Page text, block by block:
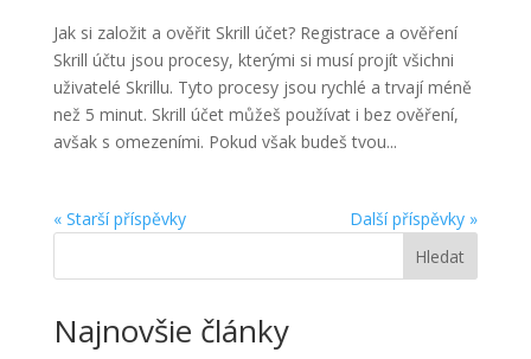
Jak si založit a ověřit Skrill účet? Registrace a ověření
Skrill účtu jsou procesy, kterými si musí projít všichni
uživatelé Skrillu. Tyto procesy jsou rychlé a trvají méně
než 5 minut. Skrill účet můžeš používat i bez ověření,
avšak s omezeními. Pokud však budeš tvou...
« Starší příspěvky
Další příspěvky »
Hledat
Najnovšie články